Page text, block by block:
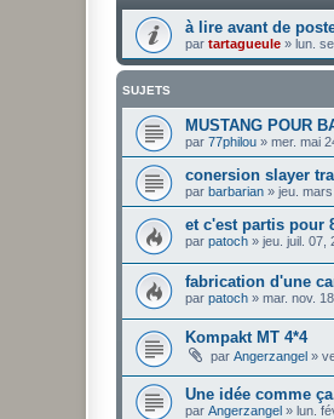
à lire avant de
par tartagueule » lun.
SUJETS
MUSTANG POUR
par 77philou » mer. mai
conersion slayer
par barbarian » jeu.
et c'est partis pour
par patoch » jeu. juil. 07,
fabrication d'une
par patoch » mar. nov.
Kompakt MT 4*4
par Angerzangel »
Une idée comme
par Angerzangel » lun.